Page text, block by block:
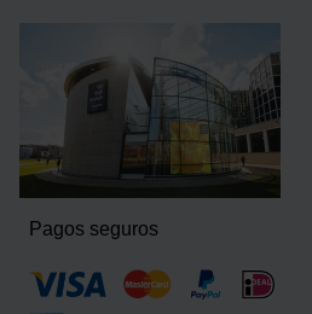
Pagos seguros